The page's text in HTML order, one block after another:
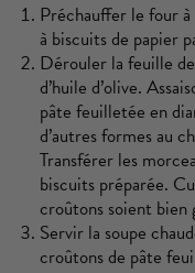
Préchauffer le four
à biscuits de papier
Dérouler la feuille
d’huile d’olive.
pâte feuilletée en
d’autres formes au
Transférer les
biscuits préparée.
croûtons soient bien
Servir la soupe
croûtons de pâte